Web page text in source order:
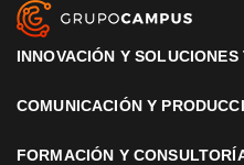
INNOVACIÓN Y
COMUNICACIÓN Y
FORMACIÓN Y